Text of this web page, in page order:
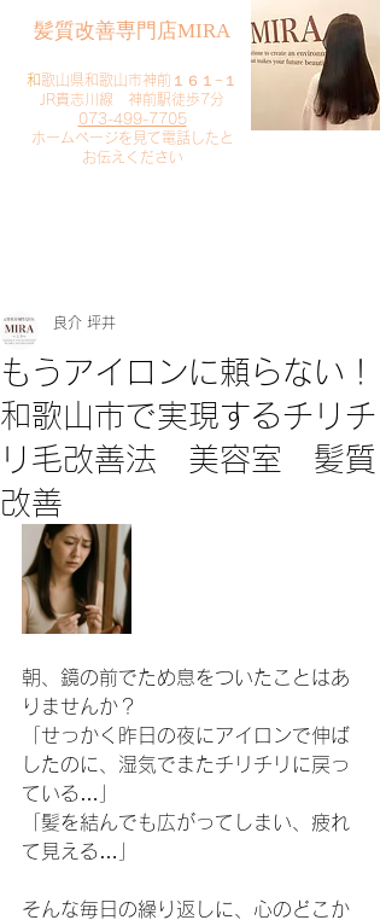
​髪質改善専門店MIRA
​和歌山県和歌山市神前１６１−１
JR貴志川線 神前駅徒歩7分
073-499-7705
​ホームページを見て電話したと
お伝えください
もうアイロンに頼らない！
和歌山市で実現するチリチ
リ毛改善法 美容室 髪質
改善
良介 坪井
朝、鏡の前でため息をついたことはあ
りませんか？
「せっかく昨日の夜にアイロンで伸ば
したのに、湿気でまたチリチリに戻っ
ている…」
「髪を結んでも広がってしまい、疲れ
て見える…」
そんな毎日の繰り返しに、心のどこか